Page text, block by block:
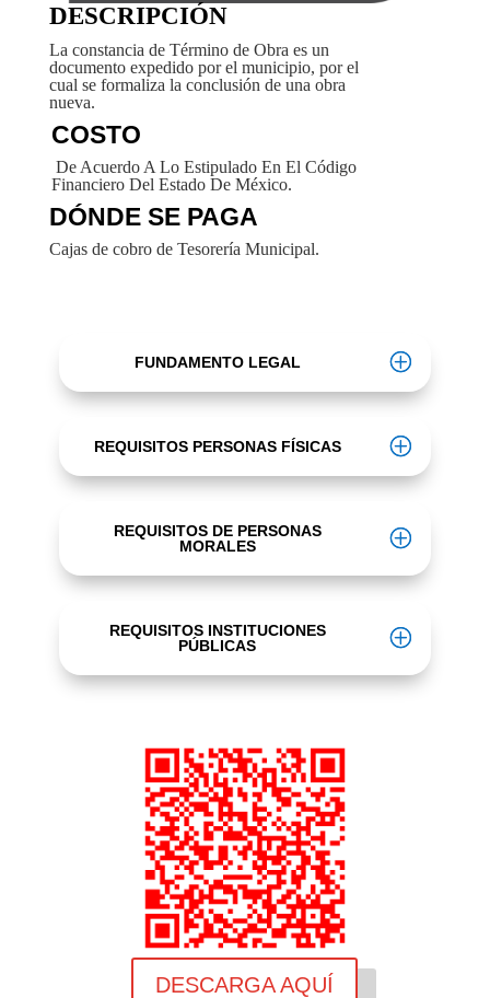
DESCRIPCIÓN
La constancia de Término de Obra es un
documento expedido por el municipio, por el
cual se formaliza la conclusión de una obra
nueva.
COSTO
De Acuerdo A Lo Estipulado En El Código
Financiero Del Estado De México.
DÓNDE SE PAGA
Cajas de cobro de Tesorería Municipal.
FUNDAMENTO LEGAL
REQUISITOS PERSONAS FÍSICAS
REQUISITOS DE PERSONAS
MORALES
REQUISITOS INSTITUCIONES
PÚBLICAS
DESCARGA AQUÍ